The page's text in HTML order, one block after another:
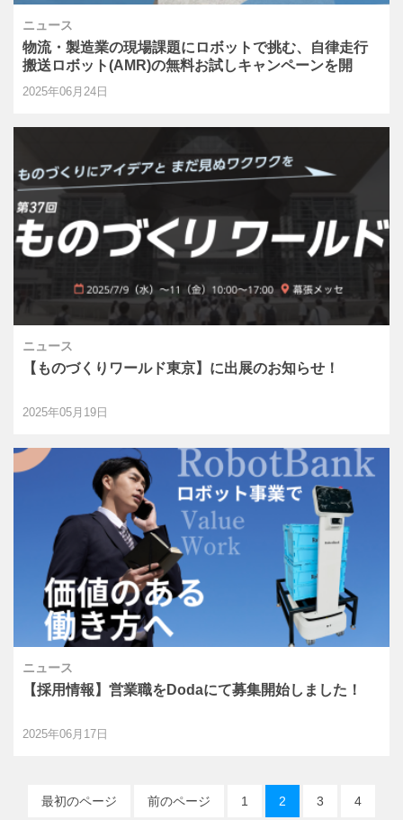
ニュース
物流・製造業の現場課題にロボットで挑む、自律走行
搬送ロボット(AMR)の無料お試しキャンペーンを開
始！
2025年06月24日
ニュース
【ものづくりワールド東京】に出展のお知らせ！
2025年05月19日
ニュース
【採用情報】営業職をDodaにて募集開始しました！
2025年06月17日
最初のページ 前のページ 1 2 3 4